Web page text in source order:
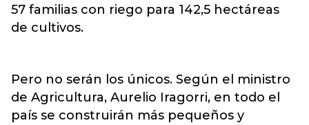
57 familias con riego para 142,5 hectáreas
de cultivos.
Pero no serán los únicos. Según el ministro
de Agricultura, Aurelio Iragorri, en todo el
país se construirán más pequeños y